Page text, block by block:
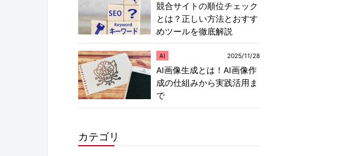
競合サイトの順位チェック
とは？正しい方法とおすす
めツールを徹底解説
AI 2025/11/28
AI画像生成とは！AI画像作
成の仕組みから実践活用ま
で
カテゴリ